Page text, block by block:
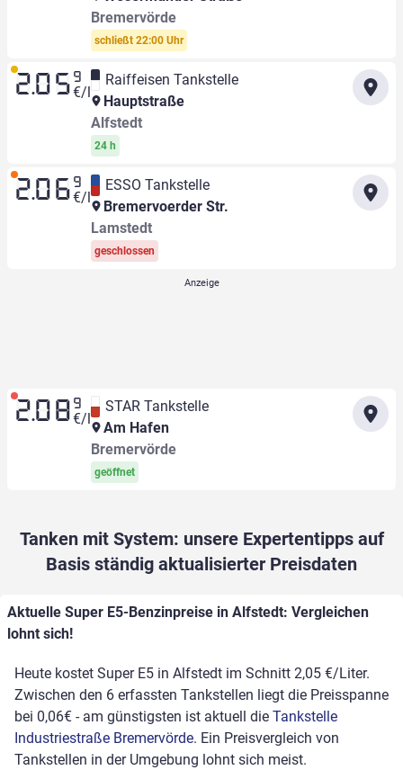
Bremervörde
schließt 22:00 Uhr
2.05 9
€/l
Raiffeisen Tankstelle
Hauptstraße
Alfstedt
24 h
2.06 9
€/l
ESSO Tankstelle
Bremervoerder Str.
Lamstedt
geschlossen
2.08 9
€/l
STAR Tankstelle
Am Hafen
Bremervörde
geöffnet
Tanken mit System: unsere Expertentipps auf
Basis ständig aktualisierter Preisdaten
Aktuelle Super E5-Benzinpreise in Alfstedt: Vergleichen
lohnt sich!
Heute kostet Super E5 in Alfstedt im Schnitt 2,05 €/Liter.
Zwischen den 6 erfassten Tankstellen liegt die Preisspanne
bei 0,06€ - am günstigsten ist aktuell die Tankstelle
Industriestraße Bremervörde. Ein Preisvergleich von
Tankstellen in der Umgebung lohnt sich meist.